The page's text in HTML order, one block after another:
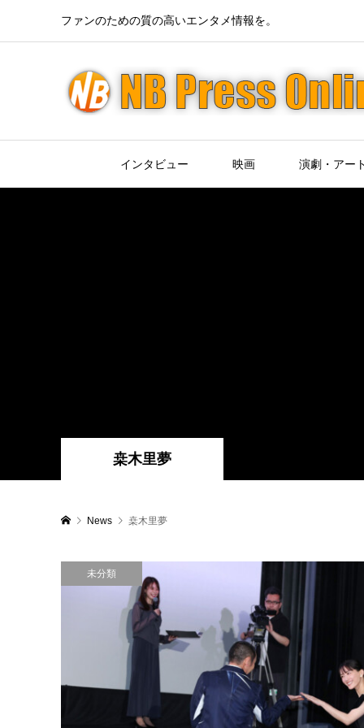
ファンのための質の高いエンタメ情報を。
インタビュー 映画 演劇・アー
桒木里夢
News 桒木里夢
未分類